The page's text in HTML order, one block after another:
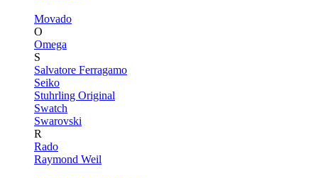
Movado
O
Omega
S
Salvatore Ferragamo
Seiko
Stuhrling Original
Swatch
Swarovski
R
Rado
Raymond Weil